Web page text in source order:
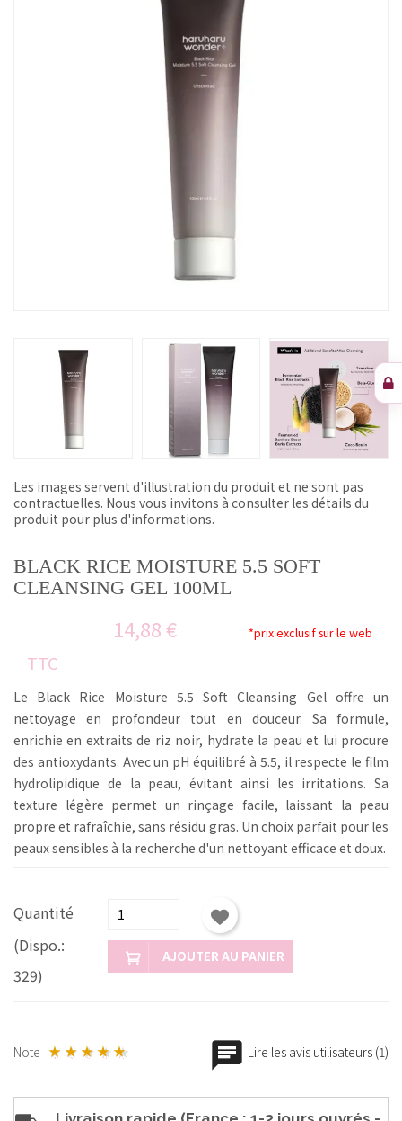
Les images servent d'illustration du produit et ne sont pas
contractuelles. Nous vous invitons à consulter les détails du
produit pour plus d'informations.
BLACK RICE MOISTURE 5.5 SOFT
CLEANSING GEL 100ML
14,88 € *prix exclusif sur le web
TTC
Le Black Rice Moisture 5.5 Soft Cleansing Gel offre un
nettoyage en profondeur tout en douceur. Sa formule,
enrichie en extraits de riz noir, hydrate la peau et lui procure
des antioxydants. Avec un pH équilibré à 5.5, il respecte le film
hydrolipidique de la peau, évitant ainsi les irritations. Sa
texture légère permet un rinçage facile, laissant la peau
propre et rafraîchie, sans résidu gras. Un choix parfait pour les
peaux sensibles à la recherche d'un nettoyant efficace et doux.
Quantité
(Dispo.:
329)
AJOUTER AU PANIER
Note Lire les avis utilisateurs (1)